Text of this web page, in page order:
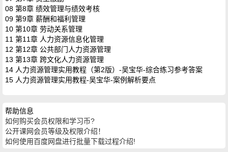
08 第8章 绩效管理与绩效考核
09 第9章 薪酬和福利管理
10 第10章 劳动关系管理
11 第11章 人力资源信息化管理
12 第12章 公共部门人力资源管理
13 第13章 跨文化人力资源管理
14 人力资源管理实用教程（第2版）-吴宝华-综合练习参考答案
15 人力资源管理实用教程-吴宝华-案例解析要点
帮助信息
如何购买会员权限和学习币?
公开课网会员等级及权限介绍！
如何使用百度网盘进行批量下载过程介绍!